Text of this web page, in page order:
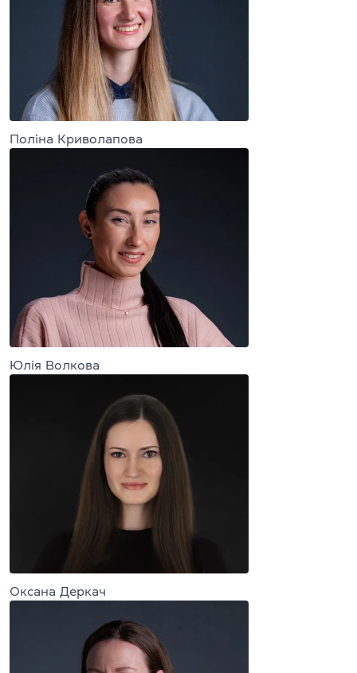
Поліна Криволапова
Юлія Волкова
Оксана Деркач